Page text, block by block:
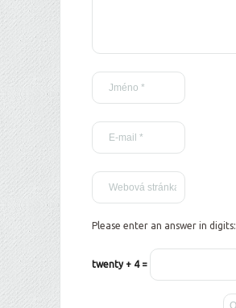
Please enter an answer in digits:
twenty + 4 =